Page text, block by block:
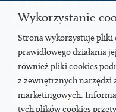
info@wydawnictwopauza.pl
+48 501 177 119 (czynny w
proszę o wysłanie
SOCIAL MEDIA
Wykorzystanie
Strona wykorzystuje pliki
prawidłowego działania
również pliki cookies
z zewnętrznych narzędzi
marketingowych.
tych plików cookies